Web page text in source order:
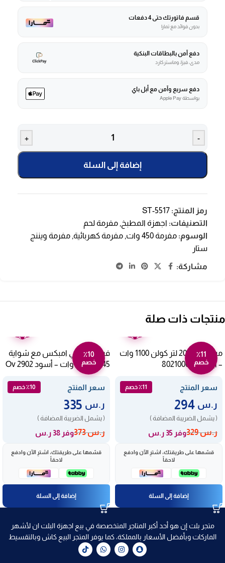
قسم فاتورتك حتى 4 دفعات
بدون فوائد مع تمارا
دفع آمن بالبطاقات البنكية
مدى، فيزا، وماستركارد
دفع سريع وآمن مع أبل باي
بواسطة Apple Pay
-
+
إضافة إلى السلة
رمز المنتج: ST-5517
التصنيفات: اجهزة المطبخ , مفرمة لحم
الوسوم: مفرمة 450 وات , مفرمة كهربائية, مفرمة ويننج
ستار
مشاركة:
منتجات ذات صلة
٪11
خصم
ميكروويف 20 لتر كولن 1100 وات
– أبيض 802100002
سعر المنتج ٪11 خصم
ر.س
( يشمل الضريبة المضافة )
ر.س329 وفر 35 ر.س
قسّمها على طريقتك، اشترِ الآن وادفع
لاحقاً
إضافة إلى السلة
٪10
خصم
فرن كهربائي امبكس مع شواية
45 لتر 1800 وات – أسود Ov 2902
سعر المنتج ٪10 خصم
ر.س
( يشمل الضريبة المضافة )
ر.س373 وفر 38 ر.س
قسّمها على طريقتك، اشترِ الآن وادفع
لاحقاً
إضافة إلى السلة
متجر بلت إن هو أحد أكبر المتاجر المتخصصة في بيع اجهزة البلت ان لأشهر
الماركات وبأفضل الأسعار بالمملكة، كما يوفر المتجر البيع كاش وبالتقسيط